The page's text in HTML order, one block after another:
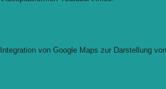
Integration von Google Maps zur Darstellung